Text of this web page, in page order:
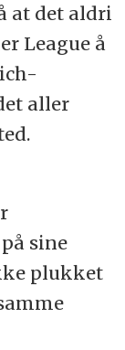
at det aldri
League å
aller
sine
plukket